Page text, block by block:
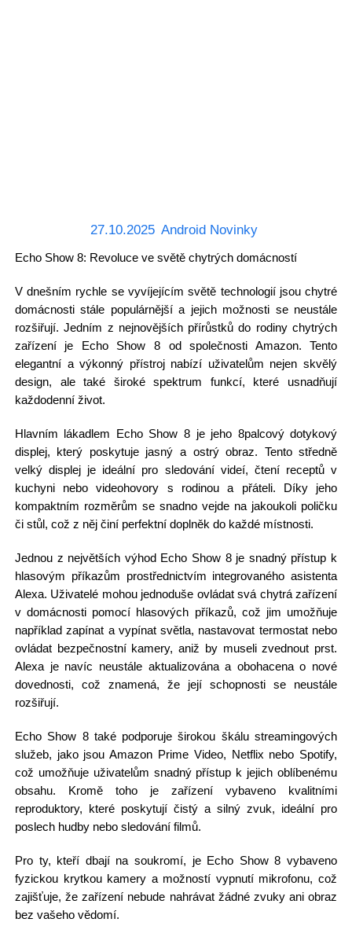
27.10.2025 Android Novinky
Echo Show 8: Revoluce ve světě chytrých domácností
V dnešním rychle se vyvíjejícím světě technologií jsou chytré
domácnosti stále populárnější a jejich možnosti se neustále
rozšiřují. Jedním z nejnovějších přírůstků do rodiny chytrých
zařízení je Echo Show 8 od společnosti Amazon. Tento
elegantní a výkonný přístroj nabízí uživatelům nejen skvělý
design, ale také široké spektrum funkcí, které usnadňují
každodenní život.
Hlavním lákadlem Echo Show 8 je jeho 8palcový dotykový
displej, který poskytuje jasný a ostrý obraz. Tento středně
velký displej je ideální pro sledování videí, čtení receptů v
kuchyni nebo videohovory s rodinou a přáteli. Díky jeho
kompaktním rozměrům se snadno vejde na jakoukoli poličku
či stůl, což z něj činí perfektní doplněk do každé místnosti.
Jednou z největších výhod Echo Show 8 je snadný přístup k
hlasovým příkazům prostřednictvím integrovaného asistenta
Alexa. Uživatelé mohou jednoduše ovládat svá chytrá zařízení
v domácnosti pomocí hlasových příkazů, což jim umožňuje
například zapínat a vypínat světla, nastavovat termostat nebo
ovládat bezpečnostní kamery, aniž by museli zvednout prst.
Alexa je navíc neustále aktualizována a obohacena o nové
dovednosti, což znamená, že její schopnosti se neustále
rozšiřují.
Echo Show 8 také podporuje širokou škálu streamingových
služeb, jako jsou Amazon Prime Video, Netflix nebo Spotify,
což umožňuje uživatelům snadný přístup k jejich oblíbenému
obsahu. Kromě toho je zařízení vybaveno kvalitními
reproduktory, které poskytují čistý a silný zvuk, ideální pro
poslech hudby nebo sledování filmů.
Pro ty, kteří dbají na soukromí, je Echo Show 8 vybaveno
fyzickou krytkou kamery a možností vypnutí mikrofonu, což
zajišťuje, že zařízení nebude nahrávat žádné zvuky ani obraz
bez vašeho vědomí.